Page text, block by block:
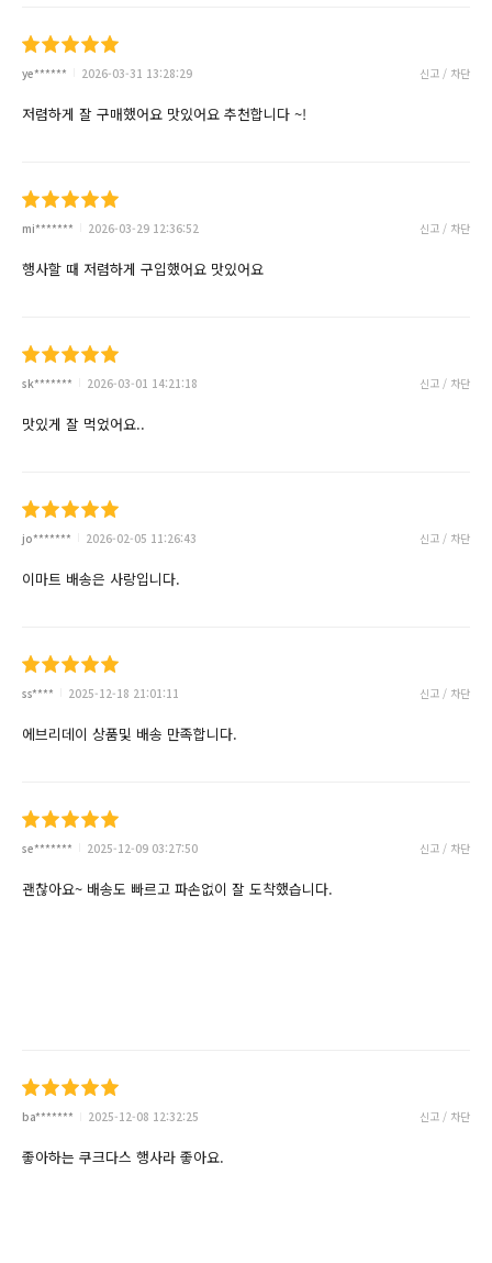
ye****** 2026-03-31 13:28:29 신고 / 차단
저렴하게 잘 구매했어요 맛있어요 추천합니다 ~!
mi******* 2026-03-29 12:36:52 신고 / 차단
행사할 때 저렴하게 구입했어요 맛있어요
sk******* 2026-03-01 14:21:18 신고 / 차단
맛있게 잘 먹었어요..
jo******* 2026-02-05 11:26:43 신고 / 차단
이마트 배송은 사랑입니다.
ss**** 2025-12-18 21:01:11 신고 / 차단
에브리데이 상품및 배송 만족합니다.
se******* 2025-12-09 03:27:50 신고 / 차단
괜찮아요~ 배송도 빠르고 파손없이 잘 도착했습니다.
ba******* 2025-12-08 12:32:25 신고 / 차단
좋아하는 쿠크다스 행사라 좋아요.